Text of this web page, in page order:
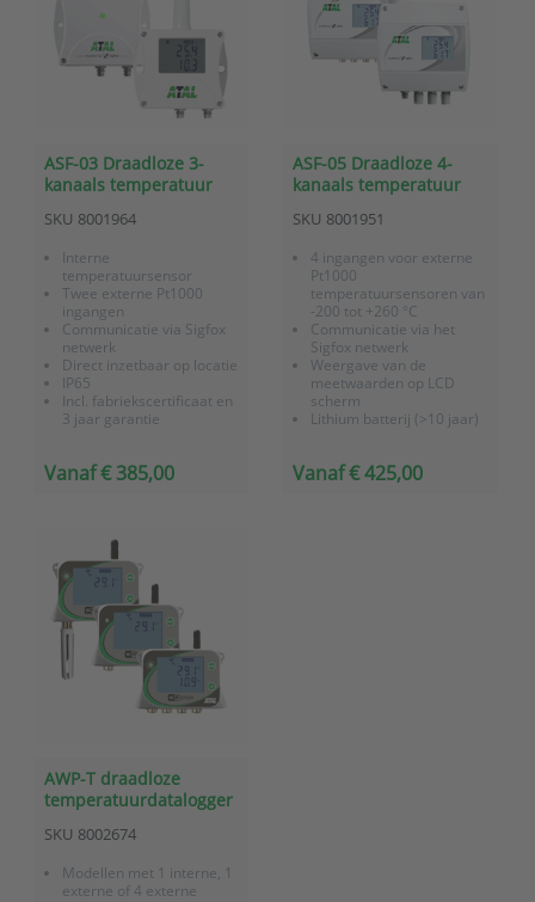
ASF-03 Draadloze 3-
kanaals temperatuur
communicatie
SKU 8001964
Interne
temperatuursensor
Twee externe Pt1000
ingangen
Communicatie via Sigfox
netwerk
Direct inzetbaar op locatie
IP65
Incl. fabriekscertificaat en
3 jaar garantie
OnlineSensor (optie)
Vanaf € 385,00
ASF-05 Draadloze 4-
kanaals temperatuur
communicatie
SKU 8001951
4 ingangen voor externe
Pt1000
temperatuursensoren van
-200 tot +260 °C
Communicatie via het
Sigfox netwerk
Weergave van de
meetwaarden op LCD
scherm
Lithium batterij (>10 jaar)
3 jaar garantie
Vanaf € 425,00
AWP-T draadloze
temperatuurdatalogger
SKU 8002674
Modellen met 1 interne, 1
externe of 4 externe